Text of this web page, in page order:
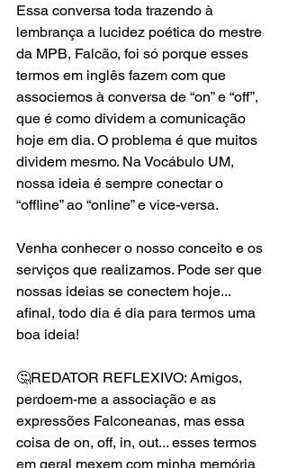
Essa conversa toda trazendo à
lembrança a lucidez poética do mestre
da MPB, Falcão, foi só porque esses
termos em inglês fazem com que
associemos à conversa de “on” e “off”,
que é como dividem a comunicação
hoje em dia. O problema é que muitos
dividem mesmo. Na Vocábulo UM,
nossa ideia é sempre conectar o
“offline” ao “online” e vice-versa.
Venha conhecer o nosso conceito e os
serviços que realizamos. Pode ser que
nossas ideias se conectem hoje...
afinal, todo dia é dia para termos uma
boa ideia! ⠀⠀⠀⠀⠀⠀⠀⠀⠀
🤔REDATOR REFLEXIVO: Amigos,
perdoem-me a associação e as
expressões Falconeanas, mas essa
coisa de on, off, in, out... esses termos
em geral mexem com minha memória